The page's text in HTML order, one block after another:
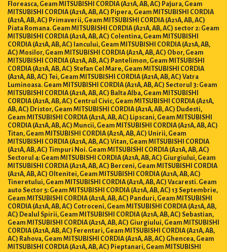
Floreasca, Geam MITSUBISHI CORDIA (A21A, AB, AC) Pajura, Geam
MITSUBISHI CORDIA (A21A, AB, AC) Pipera, Geam MITSUBISHI CORDIA
(A21A, AB, AC) Primaverii, Geam MITSUBISHI CORDIA (A21A, AB, AC)
Piata Romana. Geam MITSUBISHI CORDIA (A21A, AB, AC) sector 2: Geam
MITSUBISHI CORDIA (A21A, AB, AC) Colentina, Geam MITSUBISHI
CORDIA (A21A, AB, AC) Iancului, Geam MITSUBISHI CORDIA (A21A, AB,
AC) Mosilor, Geam MITSUBISHI CORDIA (A21A, AB, AC) Obor, Geam
MITSUBISHI CORDIA (A21A, AB, AC) Pantelimon, Geam MITSUBISHI
CORDIA (A21A, AB, AC) Stefan Cel Mare, Geam MITSUBISHI CORDIA
(A21A, AB, AC) Tei, Geam MITSUBISHI CORDIA (A21A, AB, AC) Vatra
Luminoasa. Geam MITSUBISHI CORDIA (A21A, AB, AC) Sectorul 3: Geam
MITSUBISHI CORDIA (A21A, AB, AC) Balta Alba, Geam MITSUBISHI
CORDIA (A21A, AB, AC) Centrul Civic, Geam MITSUBISHI CORDIA (A21A,
AB, AC) Dristor, Geam MITSUBISHI CORDIA (A21A, AB, AC) Dudesti,
Geam MITSUBISHI CORDIA (A21A, AB, AC) Lipscani, Geam MITSUBISHI
CORDIA (A21A, AB, AC) Muncii, Geam MITSUBISHI CORDIA (A21A, AB, AC)
Titan, Geam MITSUBISHI CORDIA (A21A, AB, AC) Unirii, Geam
MITSUBISHI CORDIA (A21A, AB, AC) Vitan, Geam MITSUBISHI CORDIA
(A21A, AB, AC) Timpuri Noi. Geam MITSUBISHI CORDIA (A21A, AB, AC)
Sectorul 4: Geam MITSUBISHI CORDIA (A21A, AB, AC) Giurgiului, Geam
MITSUBISHI CORDIA (A21A, AB, AC) Berceni, Geam MITSUBISHI CORDIA
(A21A, AB, AC) Oltenitei, Geam MITSUBISHI CORDIA (A21A, AB, AC)
Tineretului, Geam MITSUBISHI CORDIA (A21A, AB, AC) Vacaresti. Geam
auto Sector 5: Geam MITSUBISHI CORDIA (A21A, AB, AC) 13 Septembrie,
Geam MITSUBISHI CORDIA (A21A, AB, AC) Panduri, Geam MITSUBISHI
CORDIA (A21A, AB, AC) Cotroceni, Geam MITSUBISHI CORDIA (A21A, AB,
AC) Dealul Spirii, Geam MITSUBISHI CORDIA (A21A, AB, AC) Sebastian,
Geam MITSUBISHI CORDIA (A21A, AB, AC) Giurgiului, Geam MITSUBISHI
CORDIA (A21A, AB, AC) Ferentari, Geam MITSUBISHI CORDIA (A21A, AB,
AC) Rahova, Geam MITSUBISHI CORDIA (A21A, AB, AC) Ghencea, Geam
MITSUBISHI CORDIA (A21A, AB, AC) Pieptanari, Geam MITSUBISHI